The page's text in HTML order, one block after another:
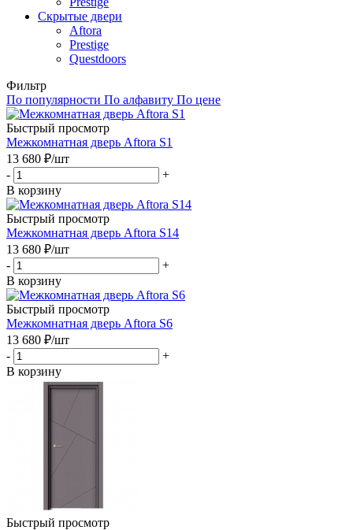
Скрытые двери
Aftora
Prestige
Questdoors
Фильтр
По популярности По алфавиту По цене
Быстрый просмотр
Межкомнатная дверь Aftora S1
13 680 ₽/шт
-
+
В корзину
Быстрый просмотр
Межкомнатная дверь Aftora S14
13 680 ₽/шт
-
+
В корзину
Быстрый просмотр
Межкомнатная дверь Aftora S6
13 680 ₽/шт
-
+
В корзину
Быстрый просмотр